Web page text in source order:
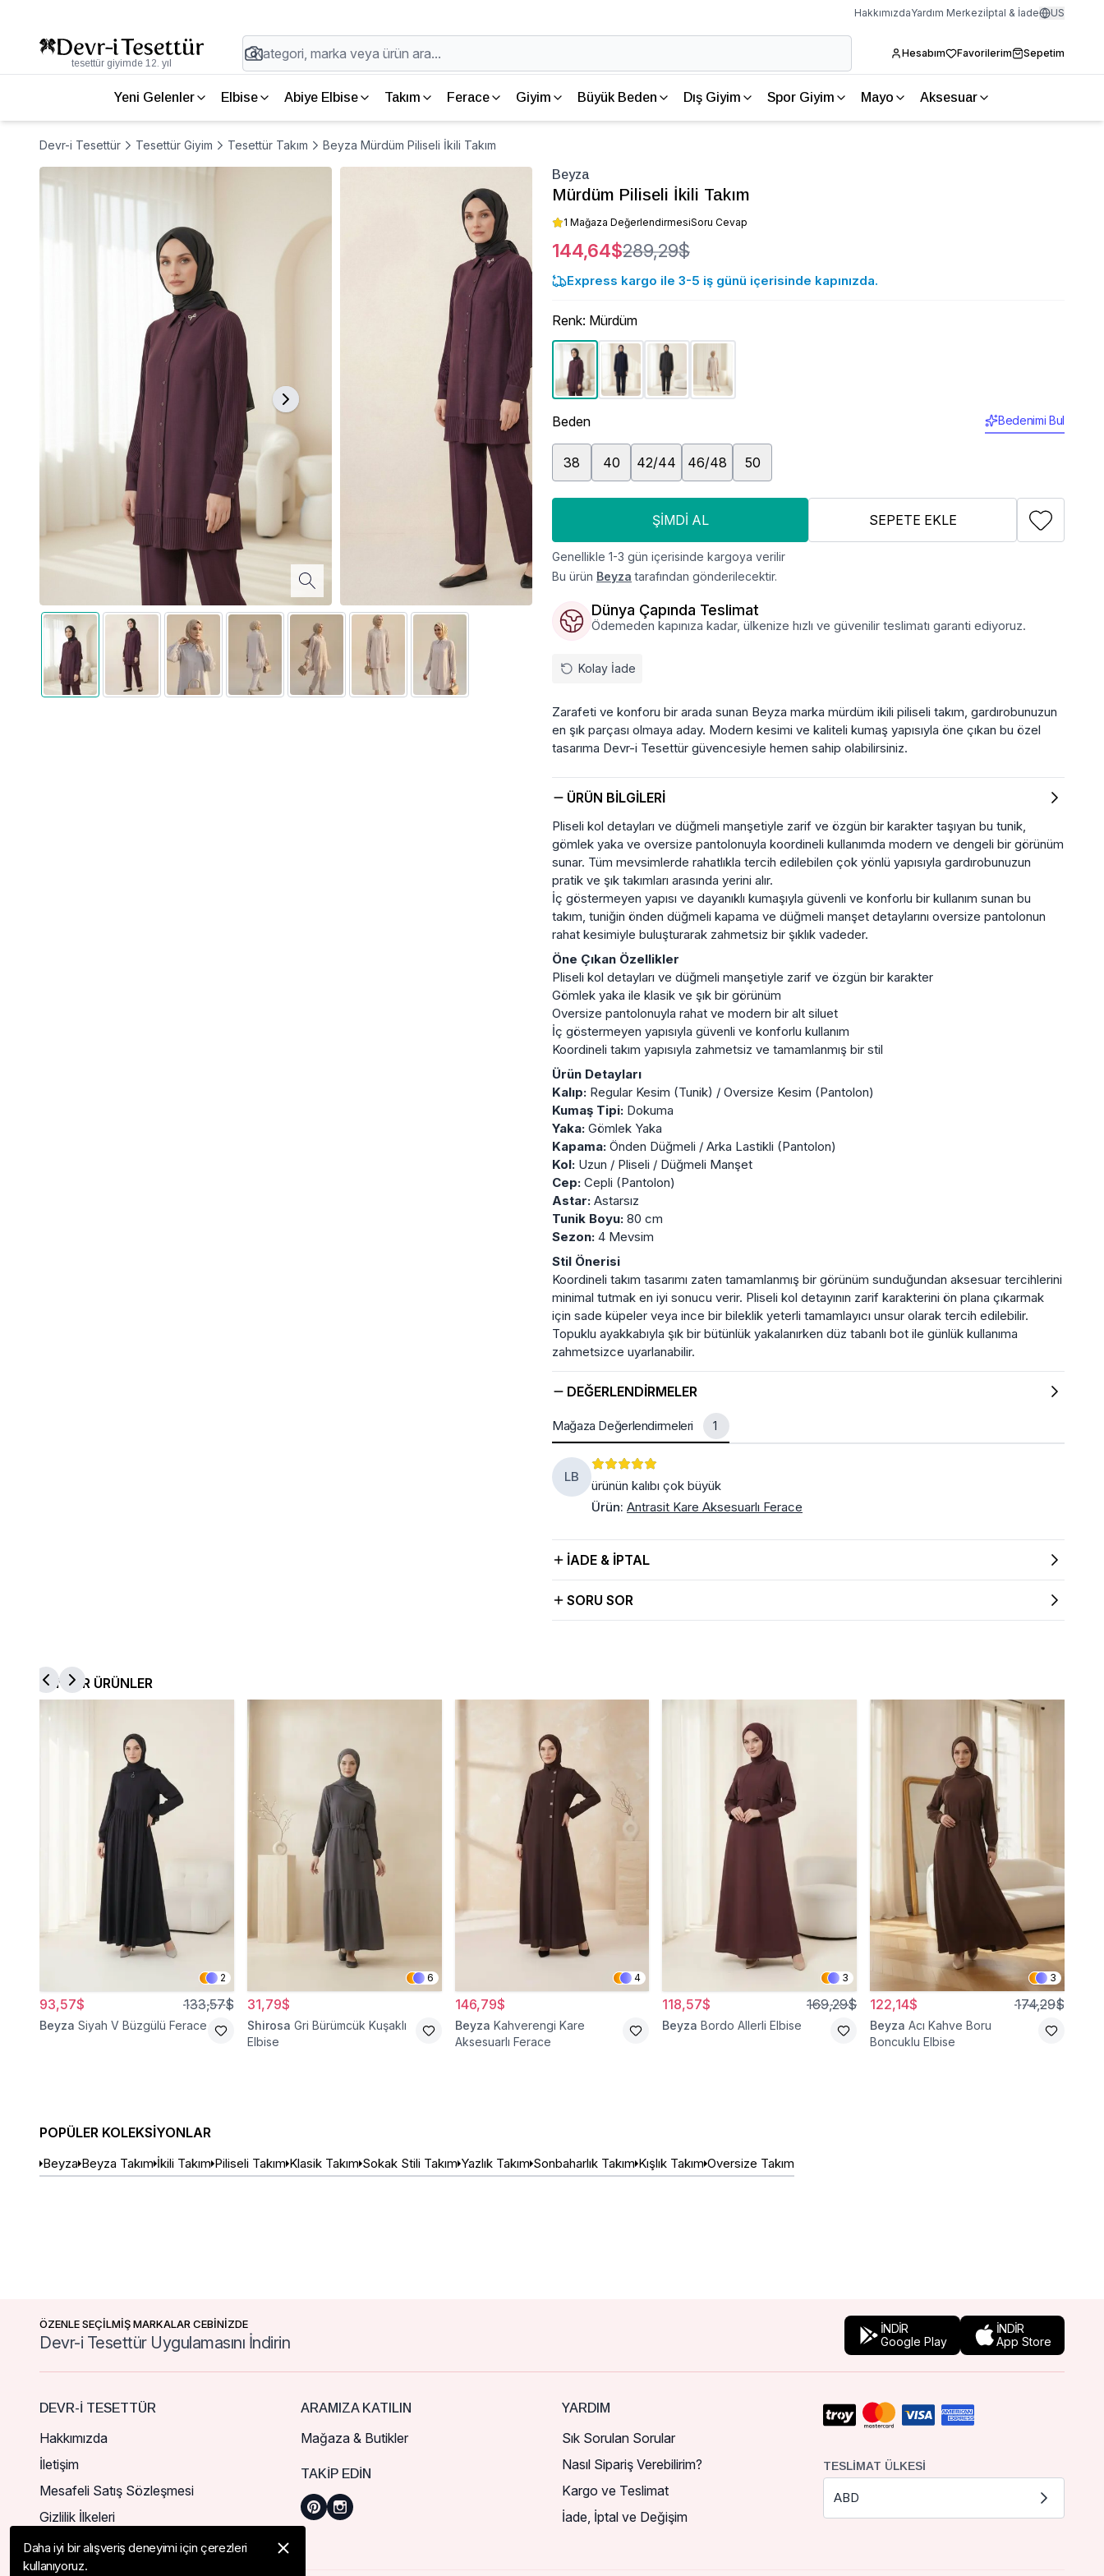
HakkımızdaYardım Merkeziİptal & İade US
tesettür giyimde 12. yıl
Hesabım Favorilerim Sepetim
Yeni Gelenler Elbise Abiye Elbise Takım Ferace Giyim Büyük Beden Dış Giyim Spor Giyim Mayo Aksesuar
Devr-i Tesettür Tesettür Giyim Tesettür Takım Beyza Mürdüm Piliseli İkili Takım
Beyza
Mürdüm Piliseli İkili Takım
1 Mağaza DeğerlendirmesiSoru Cevap
144,64$289,29$
Express kargo ile 3-5 iş günü içerisinde kapınızda.
Renk: Mürdüm
Beden Bedenimi Bul
38 40 42/44 46/48 50
ŞIMDI AL SEPETE EKLE
Genellikle 1-3 gün içerisinde kargoya verilir
Bu ürün Beyza tarafından gönderilecektir.
Dünya Çapında Teslimat
Ödemeden kapınıza kadar, ülkenize hızlı ve güvenilir teslimatı garanti ediyoruz.
Kolay İade
Zarafeti ve konforu bir arada sunan Beyza marka mürdüm ikili piliseli takım, gardırobunuzun
en şık parçası olmaya aday. Modern kesimi ve kaliteli kumaş yapısıyla öne çıkan bu özel
tasarıma Devr-i Tesettür güvencesiyle hemen sahip olabilirsiniz.
ÜRÜN BILGILERI
Pliseli kol detayları ve düğmeli manşetiyle zarif ve özgün bir karakter taşıyan bu tunik,
gömlek yaka ve oversize pantolonuyla koordineli kullanımda modern ve dengeli bir görünüm
sunar. Tüm mevsimlerde rahatlıkla tercih edilebilen çok yönlü yapısıyla gardırobunuzun
pratik ve şık takımları arasında yerini alır.
İç göstermeyen yapısı ve dayanıklı kumaşıyla güvenli ve konforlu bir kullanım sunan bu
takım, tuniğin önden düğmeli kapama ve düğmeli manşet detaylarını oversize pantolonun
rahat kesimiyle buluşturarak zahmetsiz bir şıklık vadeder.
Öne Çıkan Özellikler
Pliseli kol detayları ve düğmeli manşetiyle zarif ve özgün bir karakter
Gömlek yaka ile klasik ve şık bir görünüm
Oversize pantolonuyla rahat ve modern bir alt siluet
İç göstermeyen yapısıyla güvenli ve konforlu kullanım
Koordineli takım yapısıyla zahmetsiz ve tamamlanmış bir stil
Ürün Detayları
Kalıp: Regular Kesim (Tunik) / Oversize Kesim (Pantolon)
Kumaş Tipi: Dokuma
Yaka: Gömlek Yaka
Kapama: Önden Düğmeli / Arka Lastikli (Pantolon)
Kol: Uzun / Pliseli / Düğmeli Manşet
Cep: Cepli (Pantolon)
Astar: Astarsız
Tunik Boyu: 80 cm
Sezon: 4 Mevsim
Stil Önerisi
Koordineli takım tasarımı zaten tamamlanmış bir görünüm sunduğundan aksesuar tercihlerini
minimal tutmak en iyi sonucu verir. Pliseli kol detayının zarif karakterini ön plana çıkarmak
için sade küpeler veya ince bir bileklik yeterli tamamlayıcı unsur olarak tercih edilebilir.
Topuklu ayakkabıyla şık bir bütünlük yakalanırken düz tabanlı bot ile günlük kullanıma
zahmetsizce uyarlanabilir.
DEĞERLENDIRMELER
Mağaza Değerlendirmeleri 1
LB
ürünün kalıbı çok büyük
Ürün: Antrasit Kare Aksesuarlı Ferace
İADE & İPTAL
SORU SOR
BENZER ÜRÜNLER
2
93,57$ 133,57$
Beyza Siyah V Büzgülü Ferace
6
31,79$
Shirosa Gri Bürümcük Kuşaklı
Elbise
4
146,79$
Beyza Kahverengi Kare
Aksesuarlı Ferace
3
118,57$ 169,29$
Beyza Bordo Allerli Elbise
3
122,14$ 174,29$
Beyza Acı Kahve Boru
Boncuklu Elbise
POPÜLER KOLEKSIYONLAR
Beyza Beyza Takım İkili Takım Piliseli Takım Klasik Takım Sokak Stili Takım Yazlık Takım Sonbaharlık Takım Kışlık Takım Oversize Takım
ÖZENLE SEÇİLMİŞ MARKALAR CEBİNİZDE
Devr-i Tesettür Uygulamasını İndirin
İNDİR
Google Play
İNDİR
App Store
DEVR-I TESETTÜR
Hakkımızda
İletişim
Mesafeli Satış Sözleşmesi
Gizlilik İlkeleri
ARAMIZA KATILIN
Mağaza & Butikler
TAKIP EDIN
YARDIM
Sık Sorulan Sorular
Nasıl Sipariş Verebilirim?
Kargo ve Teslimat
İade, İptal ve Değişim
TESLIMAT ÜLKESI
ABD
Daha iyi bir alışveriş deneyimi için çerezleri
kullanıyoruz.